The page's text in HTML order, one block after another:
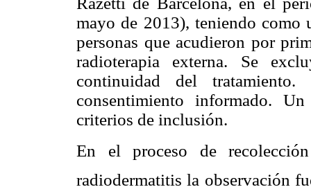
mayo de 2013), teniendo como
personas que acudieron por
radioterapia externa. Se
continuidad del
consentimiento informado.
criterios de inclusión.
En el proceso de
radiodermatitis la observación